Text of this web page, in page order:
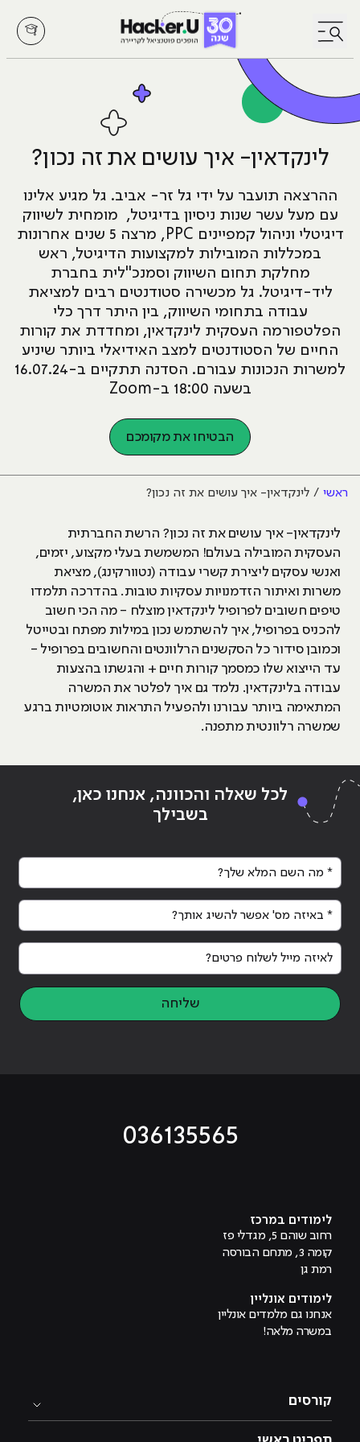
לחץ לפתיחת/סגירת תפריט
לינקדאין- איך עושים את זה נכון?
ההרצאה תועבר על ידי גל זר- אביב. גל מגיע אלינו
עם מעל עשר שנות ניסיון בדיגיטל, מומחית לשיווק
דיגיטלי וניהול קמפיינים PPC, מרצה 5 שנים אחרונות
במכללות המובילות למקצועות הדיגיטל, ראש
מחלקת תחום השיווק וסמנכ"לית בחברת
ליד-דיגיטל. גל מכשירה סטודנטים רבים למציאת
עבודה בתחומי השיווק, בין היתר דרך כלי
הפלטפורמה העסקית לינקדאין, ומחדדת את קורות
החיים של הסטודנטים למצב האידיאלי ביותר שיניע
למשרות הנכונות עבורם. הסדנה תתקיים ב-16.07.24
בשעה 18:00 ב-Zoom
הבטיחו את מקומכם
ראשי לינקדאין- איך עושים את זה נכון?
לינקדאין- איך עושים את זה נכון? הרשת החברתית
העסקית המובילה בעולם! המשמשת בעלי מקצוע, יזמים,
ואנשי עסקים ליצירת קשרי עבודה (נטוורקינג), מציאת
משרות ואיתור הזדמנויות עסקיות טובות. בהדרכה תלמדו
טיפים חשובים לפרופיל לינקדאין מוצלח - מה הכי חשוב
להכניס בפרופיל, איך להשתמש נכון במילות מפתח ובטייטל
וכמובן סידור כל הסקשנים הרלוונטים והחשובים בפרופיל -
עד הייצוא שלו כמסמך קורות חיים + והגשתו בהצעות
עבודה בלינקדאין. נלמד גם איך לפלטר את המשרה
המתאימה ביותר עבורנו ולהפעיל התראות אוטומטיות ברגע
שמשרה רלוונטית מתפנה.
לכל שאלה והכוונה, אנחנו כאן,
בשבילך
* מה השם המלא שלך?
* באיזה מס' אפשר להשיג אותך?
לאיזה מייל לשלוח פרטים?
שליחה
036135565
לימודים במרכז
רחוב שוהם 5, מגדלי פז
קומה 3, מתחם הבורסה
רמת גן
לימודים אונליין
אנחנו גם מלמדים אונליין
במשרה מלאה!
קורסים